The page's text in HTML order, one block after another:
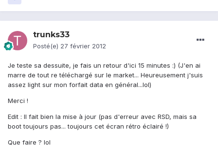
trunks33
Posté(e) 27 février 2012
Je teste sa dessuite, je fais un retour d'ici 15 minutes :) (J'en ai
marre de tout re téléchargé sur le market... Heureusement j'suis
assez light sur mon forfait data en général...lol)
Merci !
Edit : Il fait bien la mise à jour (pas d'erreur avec RSD, mais sa
boot toujours pas... toujours cet écran rétro éclairé !)
Que faire ? lol